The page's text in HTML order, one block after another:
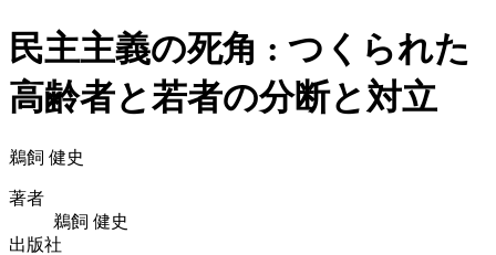
民主主義の死角 : つくられた
高齢者と若者の分断と対立
鵜飼 健史
著者
鵜飼 健史
出版社